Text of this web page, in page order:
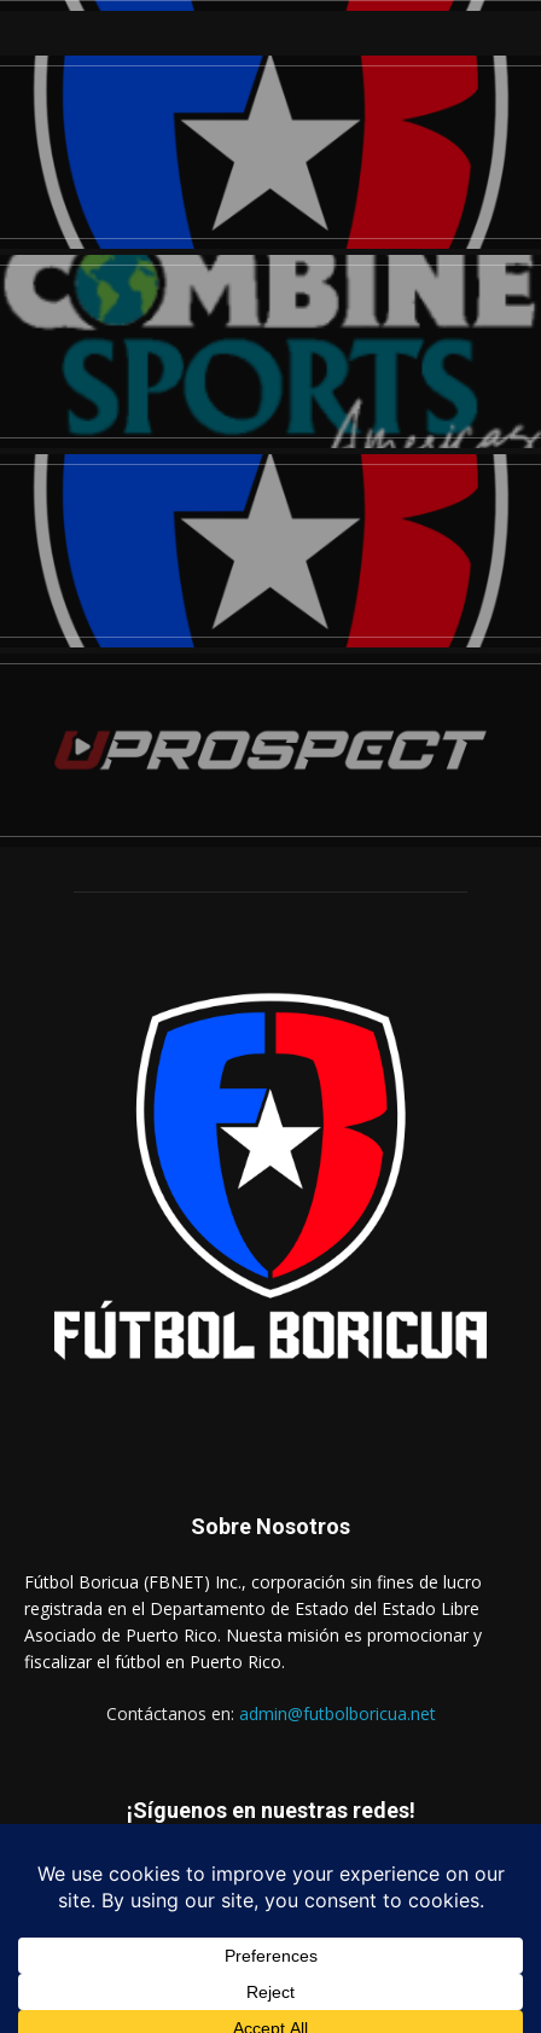
Sobre Nosotros
Fútbol Boricua (FBNET) Inc., corporación sin fines de lucro
registrada en el Departamento de Estado del Estado Libre
Asociado de Puerto Rico. Nuesta misión es promocionar y
fiscalizar el fútbol en Puerto Rico.
Contáctanos en: admin@futbolboricua.net
¡Síguenos en nuestras redes!
© Copyright 2023 - Fútbol Boricua (FBNET) Inc.